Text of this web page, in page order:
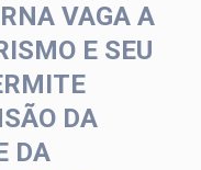
VAGA A
E SEU
DA
DA